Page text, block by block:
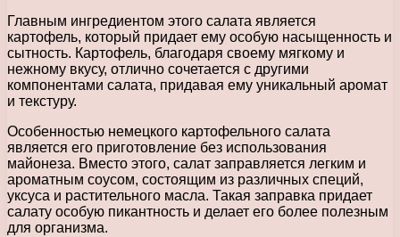
Главным ингредиентом этого салата является
картофель, который придает ему особую насыщенность и
сытность. Картофель, благодаря своему мягкому и
нежному вкусу, отлично сочетается с другими
компонентами салата, придавая ему уникальный аромат
и текстуру.
Особенностью немецкого картофельного салата
является его приготовление без использования
майонеза. Вместо этого, салат заправляется легким и
ароматным соусом, состоящим из различных специй,
уксуса и растительного масла. Такая заправка придает
салату особую пикантность и делает его более полезным
для организма.